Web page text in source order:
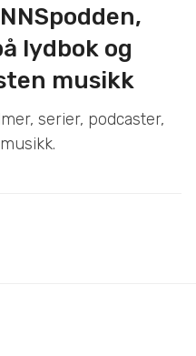
lydbok og
musikk
serier, podcaster,